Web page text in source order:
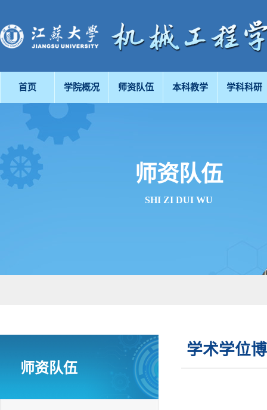
首页 学院概况 师资队伍 本科教学 学科科研
师资队伍
SHI ZI DUI WU
师资队伍
学术学位